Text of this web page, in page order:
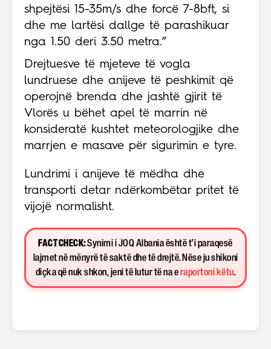
shpejtësi 15-35m/s dhe forcë 7-8bft, si
dhe me lartësi dallge të parashikuar
nga 1.50 deri 3.50 metra.”
Drejtuesve të mjeteve të vogla
lundruese dhe anijeve të peshkimit që
operojnë brenda dhe jashtë gjirit të
Vlorës u bëhet apel të marrin në
konsideratë kushtet meteorologjike dhe
marrjen e masave për sigurimin e tyre.
Lundrimi i anijeve të mëdha dhe
transporti detar ndërkombëtar pritet të
vijojë normalisht.
FACT CHECK:Synimi i JOQ Albania është t’i paraqesë
lajmet në mënyrë të saktë dhe të drejtë. Nëse ju shikoni
diçka që nuk shkon, jeni të lutur të na e raportoni këtu.